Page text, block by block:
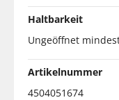
Haltbarkeit
Ungeöffnet
Artikelnummer
4504051674